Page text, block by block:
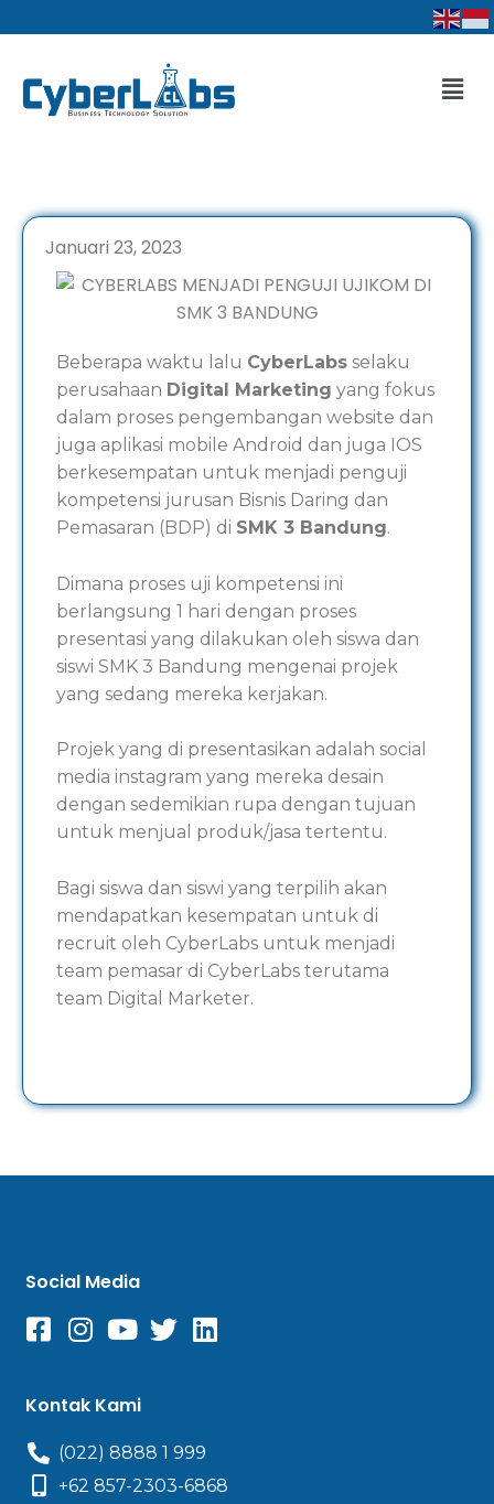
ke
Januari 23, 2023
Beberapa waktu lalu CyberLabs selaku
perusahaan Digital Marketing yang fokus
dalam proses pengembangan website dan
juga aplikasi mobile Android dan juga IOS
berkesempatan untuk menjadi penguji
kompetensi jurusan Bisnis Daring dan
Pemasaran (BDP) di SMK 3 Bandung.
Dimana proses uji kompetensi ini
berlangsung 1 hari dengan proses
presentasi yang dilakukan oleh siswa dan
siswi SMK 3 Bandung mengenai projek
yang sedang mereka kerjakan.
Projek yang di presentasikan adalah social
media instagram yang mereka desain
dengan sedemikian rupa dengan tujuan
untuk menjual produk/jasa tertentu.
Bagi siswa dan siswi yang terpilih akan
mendapatkan kesempatan untuk di
recruit oleh CyberLabs untuk menjadi
team pemasar di CyberLabs terutama
team Digital Marketer.
Social Media
Kontak Kami
(022) 8888 1 999
+62 857-2303-6868